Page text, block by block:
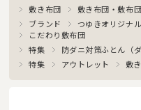
敷き布団 敷き布団・敷布団
ブランド
つゆきオリジナ
こだわり敷布団
特集
防ダニ対策ふとん（
特集
アウトレット 敷